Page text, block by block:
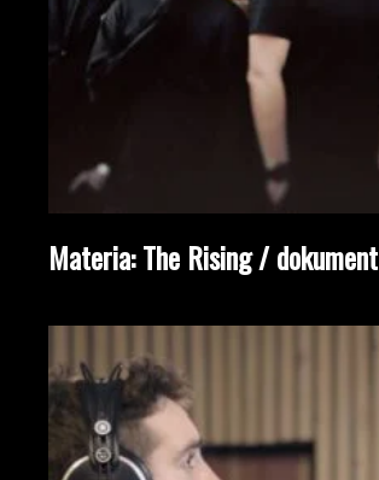
Materia: The Rising / dokument